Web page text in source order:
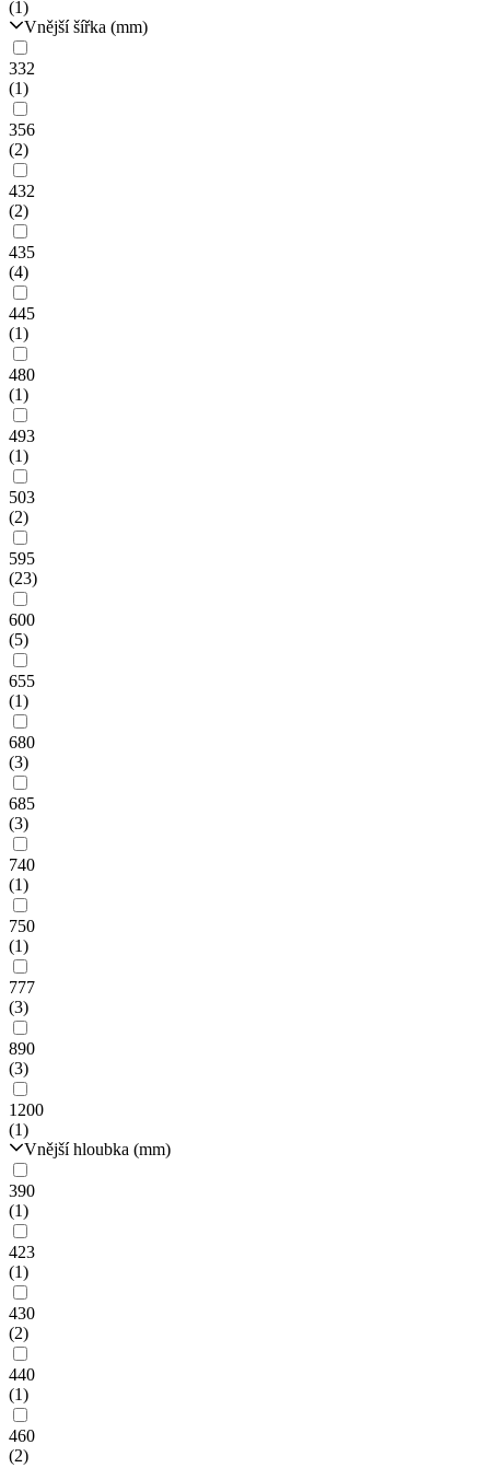
(1)
Vnější šířka (mm)
332
(1)
356
(2)
432
(2)
435
(4)
445
(1)
480
(1)
493
(1)
503
(2)
595
(23)
600
(5)
655
(1)
680
(3)
685
(3)
740
(1)
750
(1)
777
(3)
890
(3)
1200
(1)
Vnější hloubka (mm)
390
(1)
423
(1)
430
(2)
440
(1)
460
(2)